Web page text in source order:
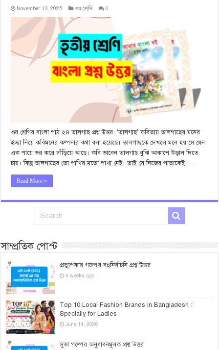
November 13, 2025 ৩য় শ্রেণি 0
৩য় শ্রেণির বাংলা পাঠ ২৪ তালগাছ প্রশ্ন উত্তর: ‘তালগাছ’ কবিতায় তালগাছের মনের
ইচ্ছা নিয়ে কবিমনের কল্পনার কথা বলা হয়েছে। তালগাছকে দেখলে মনে হয় সে যেন
এক পায়ে ভর করে দাঁড়িয়ে আছে। কবি ভাবেন তালগাছ বুঝি আকাশে উড়াল দিতে
চায়। কিন্তু তালগাছের তো পাখির মতো পাখা নেই। তাই সে নিজের পাতাকেই …
Read More »
সাম্প্রতিক পোস্ট
প্রত্যুপকার গল্পের বহুনির্বাচনি প্রশ্ন উত্তর
4 weeks ago
Top 10 Local Fashion Brands in Bangladesh :
Specially for Ladies
June 14, 2026
সুভা গল্পের অনুধাবনমূলক প্রশ্ন উত্তর